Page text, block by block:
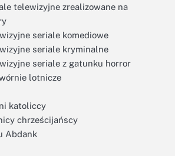
telewizyjne zrealizowane na
seriale komediowe
seriale kryminalne
seriale z gatunku horror
lotnicze
katoliccy
chrześcijańscy
Abdank